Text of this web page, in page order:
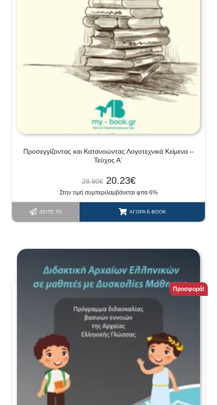
Προσεγγίζοντας και Κατανοώντας Λογοτεχνικά Κείμενα –
Τεύχος Α΄
28.90€ 20.23€
Στην τιμή συμπεριλαμβάνεται φπα 6%
ΔΕΊΤΕ ΤΟ ΑΓΟΡΆ E-BOOK
Προσφορά!